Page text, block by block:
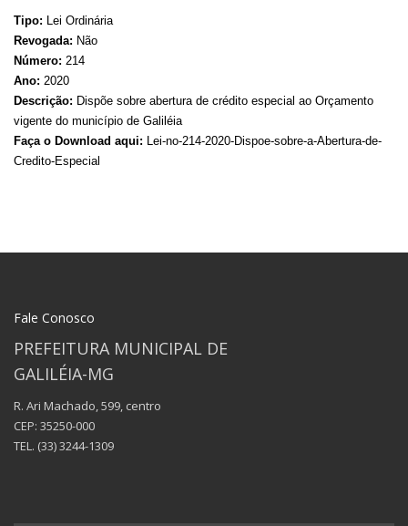
Tipo: Lei Ordinária
Revogada: Não
Número: 214
Ano: 2020
Descrição: Dispõe sobre abertura de crédito especial ao Orçamento
vigente do município de Galiléia
Faça o Download aqui: Lei-no-214-2020-Dispoe-sobre-a-Abertura-de-
Credito-Especial
Fale Conosco
PREFEITURA MUNICIPAL DE
GALILÉIA-MG
R. Ari Machado, 599, centro
CEP: 35250-000
TEL. (33) 3244-1309